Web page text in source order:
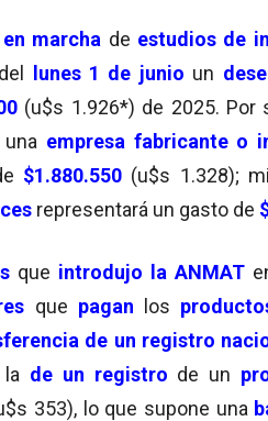
marcha de estudios de
del lunes 1 de junio un
(u$s 1.926*) de 2025. Por
empresa fabricante o
$1.880.550 (u$s 1.328);
representará un gasto de
que introdujo la ANMAT
que pagan los
de un registro
de un registro de un
353), lo que supone una